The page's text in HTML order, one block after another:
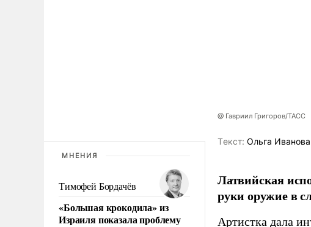
МНЕНИЯ
Тимофей Бордачёв
«Большая крокодила» из
Израиля показала проблему
@ Гавриил Григоров/ТАСС
Tекст: Ольга Иванова
Латвийская
руки оружие в
Артистка дала